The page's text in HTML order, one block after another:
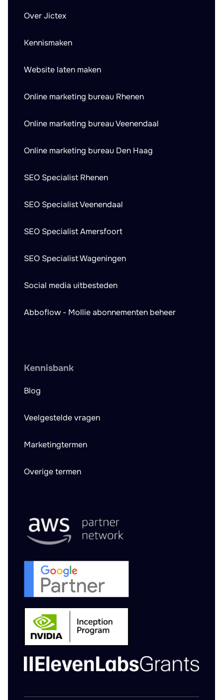
Over Jictex
Kennismaken
Website laten maken
Online marketing bureau Rhenen
Online marketing bureau Veenendaal
Online marketing bureau Den Haag
SEO Specialist Rhenen
SEO Specialist Veenendaal
SEO Specialist Amersfoort
SEO Specialist Wageningen
Social media uitbesteden
Abboflow - Mollie abonnementen beheer
Kennisbank
Blog
Veelgestelde vragen
Marketingtermen
Overige termen